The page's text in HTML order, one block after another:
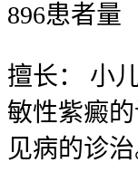
896患者量
擅长：
小
敏性紫癜
见病的诊治